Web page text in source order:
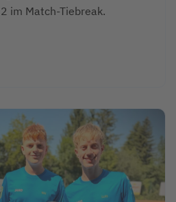
im Match-Tiebreak.